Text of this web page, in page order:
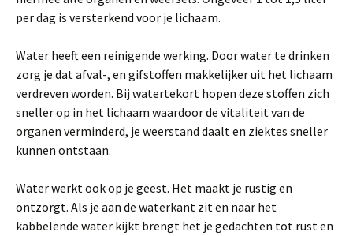
per dag is versterkend voor je lichaam.
Water heeft een reinigende werking. Door water te drinken
zorg je dat afval-, en gifstoffen makkelijker uit het lichaam
verdreven worden. Bij watertekort hopen deze stoffen zich
sneller op in het lichaam waardoor de vitaliteit van de
organen verminderd, je weerstand daalt en ziektes sneller
kunnen ontstaan.
Water werkt ook op je geest. Het maakt je rustig en
ontzorgt. Als je aan de waterkant zit en naar het
kabbelende water kijkt brengt het je gedachten tot rust en